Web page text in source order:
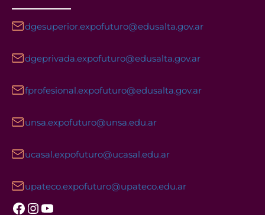
dgesuperior.expofuturo@edusalta.gov.ar
dgeprivada.expofuturo@edusalta.gov.ar
fprofesional.expofuturo@edusalta.gov.ar
unsa.expofuturo@unsa.edu.ar
ucasal.expofuturo@ucasal.edu.ar
upateco.expofuturo@upateco.edu.ar
Facebook InstagramYouTube